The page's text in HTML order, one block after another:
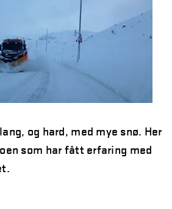
kommersielle radio- og 5G-
for virksomhetskritisk
intercom for maksimal mobilitet
satser på moderne kommunikasjon
og hard, med mye snø. Her
som har fått erfaring med